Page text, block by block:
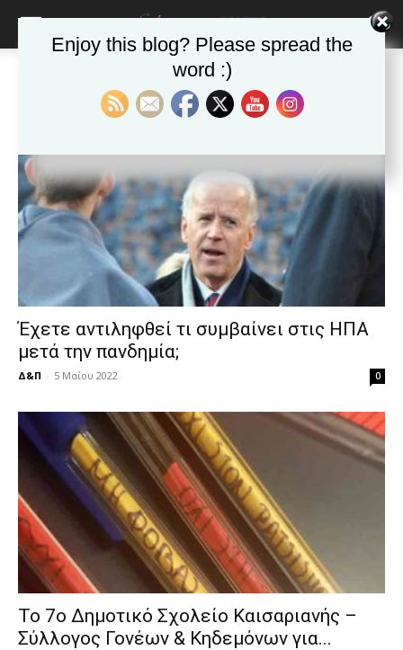
very
lyons
teaches
you
the
meaning
porn
Καραντίνα
Ετικέτα: Καραντίνα
Έχετε αντιληφθεί τι συμβαίνει στις ΗΠΑ
μετά την πανδημία;
Δ&Π - 5 Μαΐου 2022 0
Το 7ο Δημοτικό Σχολείο Καισαριανής –
Σύλλογος Γονέων & Κηδεμόνων για...
Enjoy this blog? Please spread the
word :)